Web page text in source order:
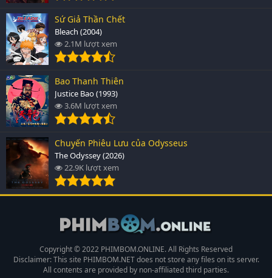
Sứ Giả Thần Chết
Bleach (2004)
2.1M lượt xem
Bao Thanh Thiên
Justice Bao (1993)
3.6M lượt xem
Chuyến Phiêu Lưu của Odysseus
The Odyssey (2026)
22.9K lượt xem
Copyright © 2022 PHIMBOM.ONLINE. All Rights Reserved
Disclaimer: This site PHIMBOM.NETdoes not store any files on its server.
All contents are provided by non-affiliated third parties.